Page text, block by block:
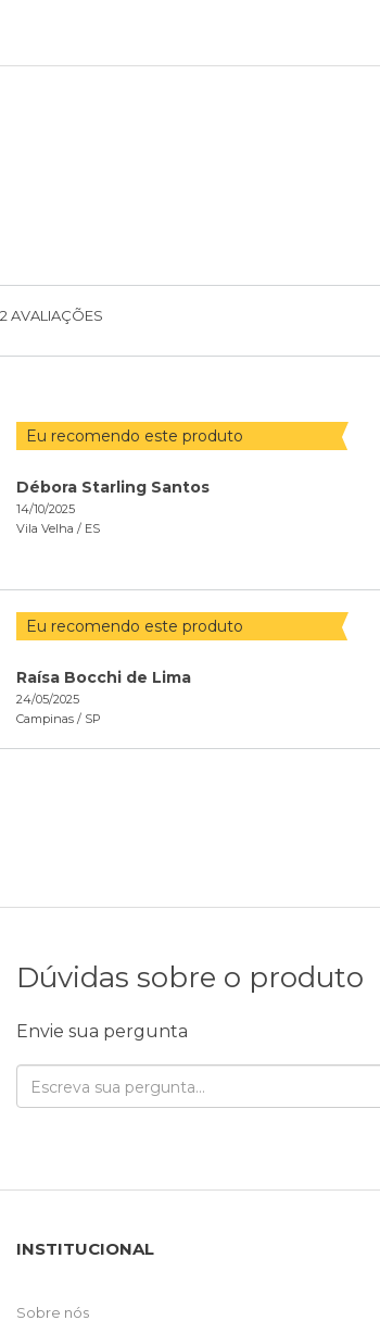
2 AVALIAÇÕES
Eu recomendo este produto
Débora Starling Santos
14/10/2025
Vila Velha / ES
Eu recomendo este produto
Raísa Bocchi de Lima
24/05/2025
Campinas / SP
Dúvidas sobre o produto
Envie sua pergunta
INSTITUCIONAL
Sobre nós